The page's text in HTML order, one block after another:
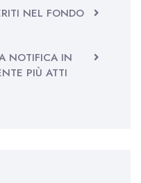
NEL FONDO
NOTIFICA IN
PIÙ ATTI